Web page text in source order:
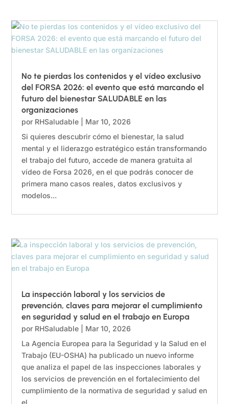
No te pierdas los contenidos y el vídeo exclusivo
del FORSA 2026: el evento que está marcando el
futuro del bienestar SALUDABLE en las
organizaciones
por RHSaludable
Mar 10, 2026
Si quieres descubrir cómo el bienestar, la salud
mental y el liderazgo estratégico están transformando
el trabajo del futuro, accede de manera gratuita al
vídeo de Forsa 2026, en el que podrás conocer de
primera mano casos reales, datos exclusivos y
modelos...
La inspección laboral y los servicios de
prevención, claves para mejorar el cumplimiento
en seguridad y salud en el trabajo en Europa
por RHSaludable
Mar 10, 2026
La Agencia Europea para la Seguridad y la Salud en el
Trabajo (EU-OSHA) ha publicado un nuevo informe
que analiza el papel de las inspecciones laborales y
los servicios de prevención en el fortalecimiento del
cumplimiento de la normativa de seguridad y salud en
el...